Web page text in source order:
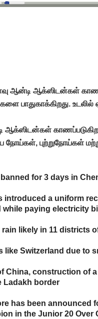
ஆன்டி ஆக்ஸிடன்கள்
பாதுகாக்கிறது. உடலில்
புற்றுநோய்கள் மற்றும்
for 3 days in
introduced a uniform
paying electricity
likely in 11 districts
Switzerland due to
China, construction of
Ladakh border
has been announced
in the Junior 20 Over